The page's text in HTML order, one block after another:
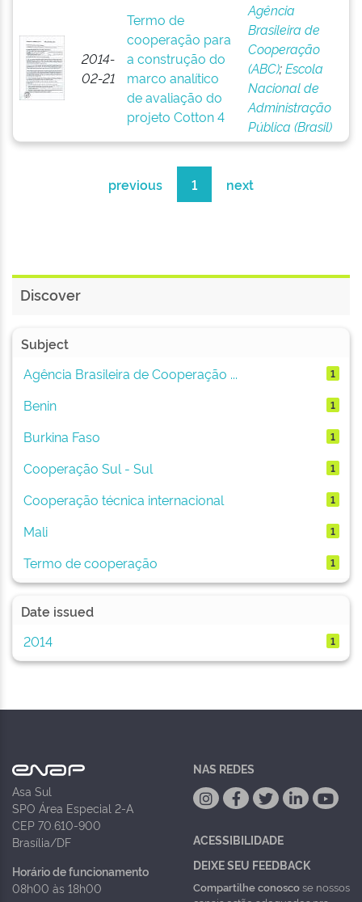
2014-
02-21
Termo de
cooperação para
a construção do
marco analítico
de avaliação do
projeto Cotton 4
Agência
Brasileira de
Cooperação
(ABC);Escola
Nacional de
Administração
Pública (Brasil)
previous 1 next
Discover
Subject
Agência Brasileira de Cooperação ...
1
Benin 1
Burkina Faso 1
Cooperação Sul - Sul 1
Cooperação técnica internacional 1
Mali 1
Termo de cooperação 1
Date issued
2014
1
Asa Sul
SPO Área Especial 2-A
CEP 70.610-900
Brasília/DF
Horário de funcionamento
08h00 às 18h00
NAS REDES
ACESSIBILIDADE
DEIXE SEU FEEDBACK
Compartilhe conoscose nossos